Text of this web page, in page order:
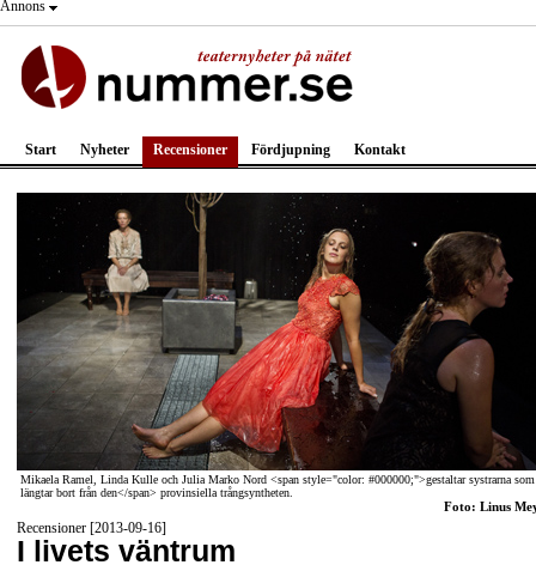
Annons
Start Nyheter Recensioner Fördjupning Kontakt
Mikaela Ramel, Linda Kulle och Julia Marko Nord <span style="color: #000000;">gestaltar systrarna som
längtar bort från den</span> provinsiella trångsyntheten.
Foto: Linus
Recensioner [2013-09-16]
I livets väntrum